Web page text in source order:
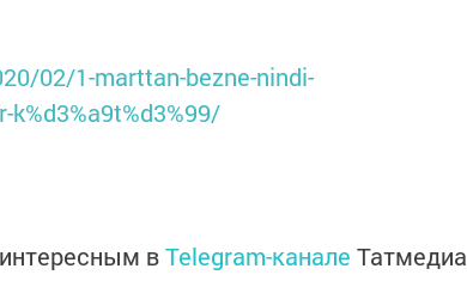
02/1-marttan-bezne-nindi-
k%d3%a9t%d3%99/
вTelegram-канале Татмедиа